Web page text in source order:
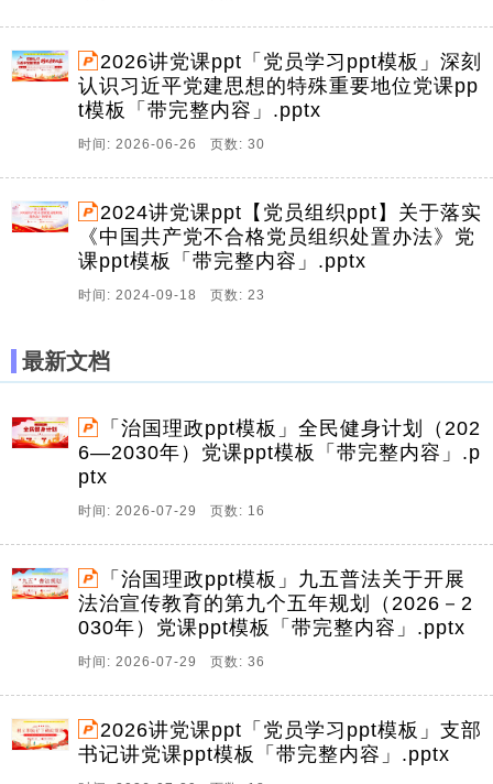
2026讲党课ppt「党员学习ppt模板」深刻
认识习近平党建思想的特殊重要地位党课pp
t模板「带完整内容」.pptx
时间: 2026-06-26 页数: 30
2024讲党课ppt【党员组织ppt】关于落实
《中国共产党不合格党员组织处置办法》党
课ppt模板「带完整内容」.pptx
时间: 2024-09-18 页数: 23
最新文档
「治国理政ppt模板」全民健身计划（202
6—2030年）党课ppt模板「带完整内容」.p
ptx
时间: 2026-07-29 页数: 16
「治国理政ppt模板」九五普法关于开展
法治宣传教育的第九个五年规划（2026－2
030年）党课ppt模板「带完整内容」.pptx
时间: 2026-07-29 页数: 36
2026讲党课ppt「党员学习ppt模板」支部
书记讲党课ppt模板「带完整内容」.pptx